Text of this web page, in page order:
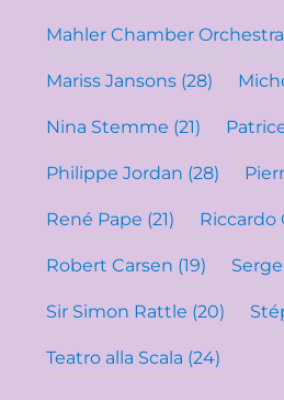
Mahler Chamber Orchestra
Mariss Jansons (28)
Nina Stemme (21)
Philippe Jordan (28)
René Pape (21) Riccardo
Robert Carsen (19)
Sir Simon Rattle (20)
Teatro alla Scala (24)